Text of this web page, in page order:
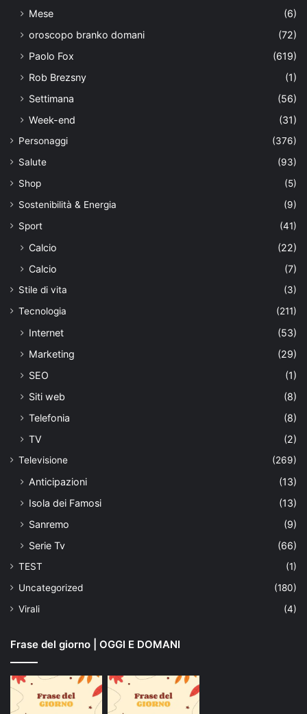
Mese
(6)
oroscopo branko domani
(72)
Paolo Fox
(619)
Rob Brezsny
(1)
Settimana
(56)
Week-end
(31)
Personaggi
(376)
Salute
(93)
Shop
(5)
Sostenibilità & Energia
(9)
Sport
(41)
Calcio
(22)
Calcio
(7)
Stile di vita
(3)
Tecnologia
(211)
Internet
(53)
Marketing
(29)
SEO
(1)
Siti web
(8)
Telefonia
(8)
TV
(2)
Televisione (269)
Anticipazioni
(13)
Isola dei Famosi
(13)
Sanremo
(9)
Serie Tv
(66)
TEST
(1)
Uncategorized
(180)
Virali
(4)
Frase del giorno | OGGI E DOMANI